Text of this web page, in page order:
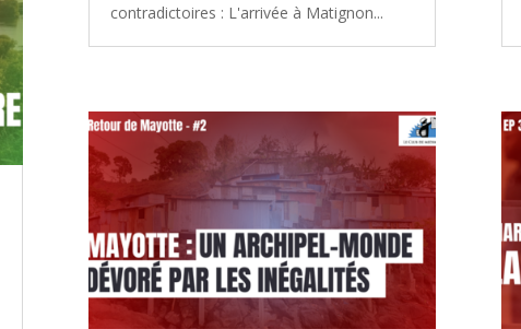
contradictoires : L'arrivée à Matignon...